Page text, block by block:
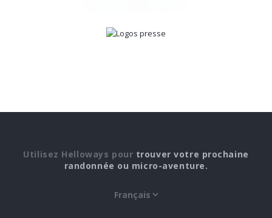
Utilisez Helloways pour trouver votre prochaine
randonnée ou micro-aventure.